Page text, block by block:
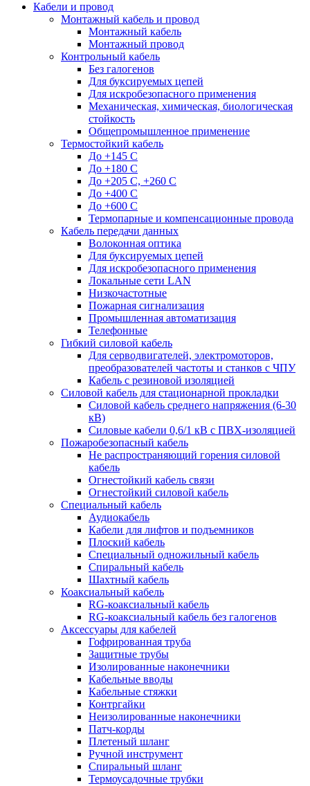
Кабели и провод
Монтажный кабель и провод
Монтажный кабель
Монтажный провод
Контрольный кабель
Без галогенов
Для буксируемых цепей
Для искробезопасного применения
Механическая, химическая, биологическая
стойкость
Общепромышленное применение
Термостойкий кабель
До +145 С
До +180 C
До +205 С, +260 С
До +400 C
До +600 С
Термопарные и компенсационные провода
Кабель передачи данных
Волоконная оптика
Для буксируемых цепей
Для искробезопасного применения
Локальные сети LAN
Низкочастотные
Пожарная сигнализация
Промышленная автоматизация
Телефонные
Гибкий силовой кабель
Для серводвигателей, электромоторов,
преобразователей частоты и станков с ЧПУ
Кабель с резиновой изоляцией
Силовой кабель для стационарной прокладки
Силовой кабель среднего напряжения (6-30
кВ)
Силовые кабели 0,6/1 кВ с ПВХ-изоляцией
Пожаробезопасный кабель
Не распространяющий горения силовой
кабель
Огнестойкий кабель связи
Огнестойкий силовой кабель
Специальный кабель
Аудиокабель
Кабели для лифтов и подъемников
Плоский кабель
Специальный одножильный кабель
Спиральный кабель
Шахтный кабель
Коаксиальный кабель
RG-коаксиальный кабель
RG-коаксиальный кабель без галогенов
Аксессуары для кабелей
Гофрированная труба
Защитные трубы
Изолированные наконечники
Кабельные вводы
Кабельные стяжки
Контргайки
Неизолированные наконечники
Патч-корды
Плетеный шланг
Ручной инструмент
Спиральный шланг
Термоусадочные трубки